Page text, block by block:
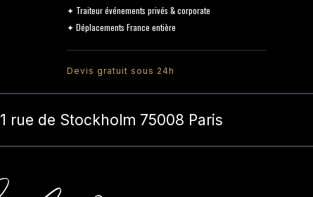
✦ Traiteur événements privés & corporate
✦ Déplacements France entière
Devis gratuit sous 24h
1 rue de Stockholm 75008 Paris